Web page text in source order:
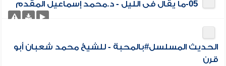
05-ما يقال فى الليل - د.محمد إسماعيل المقدم
الحديث المسلسل#بالمحبة - للشيخ محمد شعبان أبو
قرن